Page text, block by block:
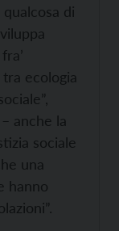
qualcosa di
ecologia
anche la
sociale
una
hanno